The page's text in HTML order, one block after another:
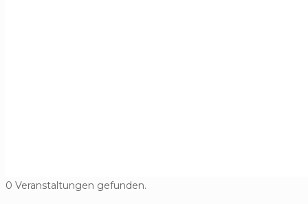
0 Veranstaltungen gefunden.